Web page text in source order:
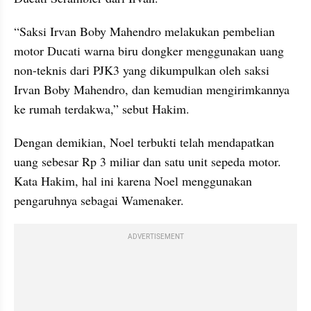
“Saksi Irvan Boby Mahendro melakukan pembelian
motor Ducati warna biru dongker menggunakan uang
non-teknis dari PJK3 yang dikumpulkan oleh saksi
Irvan Boby Mahendro, dan kemudian mengirimkannya
ke rumah terdakwa,” sebut Hakim.
Dengan demikian, Noel terbukti telah mendapatkan
uang sebesar Rp 3 miliar dan satu unit sepeda motor.
Kata Hakim, hal ini karena Noel menggunakan
pengaruhnya sebagai Wamenaker.
ADVERTISEMENT